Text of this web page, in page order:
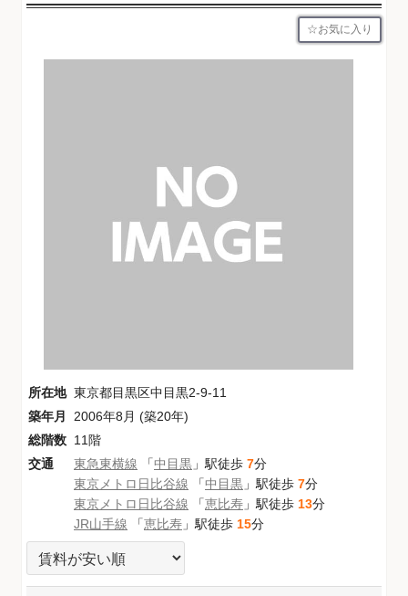
お気に入り
所在地 東京都目黒区中目黒2-9-11
築年月
2006年8月 (築20年)
総階数 11階
交通
東急東横線 「中目黒 」駅徒歩 7分
東京メトロ日比谷線 「中目黒 」駅徒歩 7分
東京メトロ日比谷線 「恵比寿 」駅徒歩 13分
JR山手線 「恵比寿 」駅徒歩 15分